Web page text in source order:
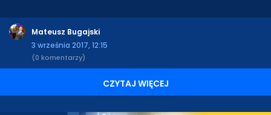
Mateusz Bugajski
3 września 2017, 12:15
(0 komentarzy)
CZYTAJ WIĘCEJ